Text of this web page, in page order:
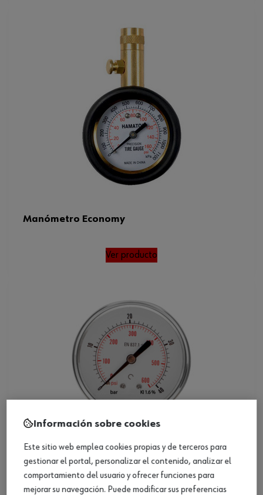
Manómetro Economy
Ver producto
Manómetro, analógico
Información sobre cookies
Este sitio web emplea cookies propias y de terceros para
gestionar el portal, personalizar el contenido, analizar el
comportamiento del usuario y ofrecer funciones para
mejorar su navegación. Puede modificar sus preferencias